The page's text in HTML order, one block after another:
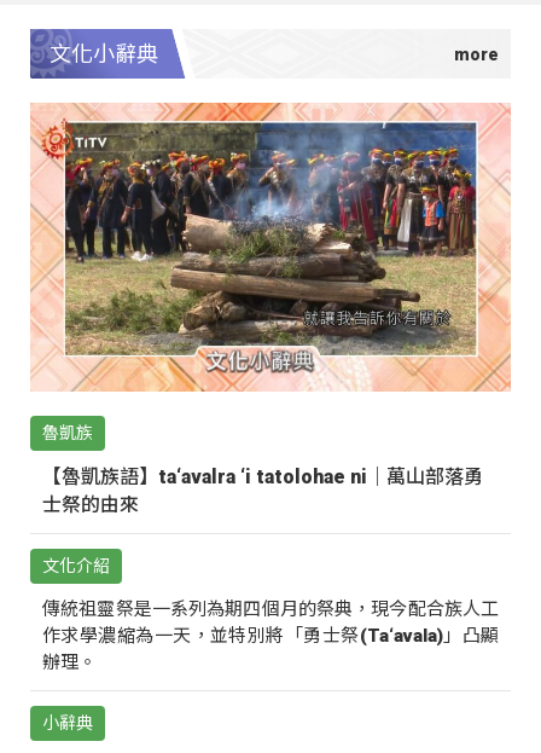
文化小辭典
魯凱族
【魯凱族語】ta‘avalra ‘i tatolohae ni｜萬山部落勇
士祭的由來
文化介紹
傳統祖靈祭是一系列為期四個月的祭典，現今配合族人工
作求學濃縮為一天，並特別將「勇士祭(Ta‘avala)」凸顯
辦理。
小辭典